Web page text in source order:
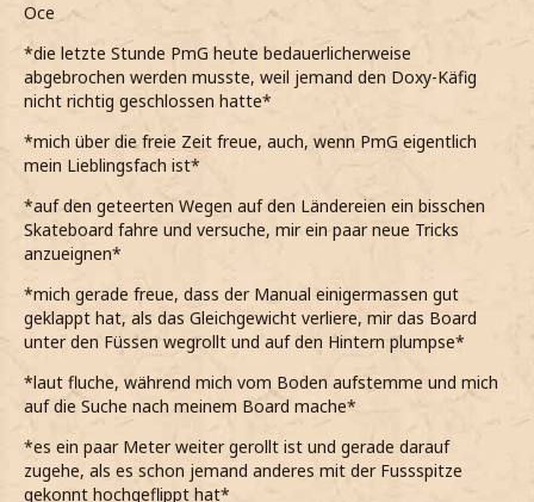
nicht möglich ist die Überreste des Trankes mit Magie zu
entfernen*
*auch keine Lust habe beim Putzen zu helfen, weswegen
ich mich auf den Weg in die Ländereien gemacht habe*
Hedwig
Oce
*die letzte Stunde PmG heute bedauerlicherweise
abgebrochen werden musste, weil jemand den Doxy-Käfig
nicht richtig geschlossen hatte*
*mich über die freie Zeit freue, auch, wenn PmG eigentlich
mein Lieblingsfach ist*
*auf den geteerten Wegen auf den Ländereien ein bisschen
Skateboard fahre und versuche, mir ein paar neue Tricks
anzueignen*
*mich gerade freue, dass der Manual einigermassen gut
geklappt hat, als das Gleichgewicht verliere, mir das Board
unter den Füssen wegrollt und auf den Hintern plumpse*
*laut fluche, während mich vom Boden aufstemme und mich
auf die Suche nach meinem Board mache*
*es ein paar Meter weiter gerollt ist und gerade darauf
zugehe, als es schon jemand anderes mit der Fussspitze
gekonnt hochgeflippt hat*